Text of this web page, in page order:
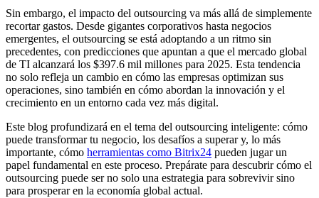
Sin embargo, el impacto del outsourcing va más allá de simplemente
recortar gastos. Desde gigantes corporativos hasta negocios
emergentes, el outsourcing se está adoptando a un ritmo sin
precedentes, con predicciones que apuntan a que el mercado global
de TI alcanzará los $397.6 mil millones para 2025. Esta tendencia
no solo refleja un cambio en cómo las empresas optimizan sus
operaciones, sino también en cómo abordan la innovación y el
crecimiento en un entorno cada vez más digital.
Este blog profundizará en el tema del outsourcing inteligente: cómo
puede transformar tu negocio, los desafíos a superar y, lo más
importante, cómo herramientas como Bitrix24 pueden jugar un
papel fundamental en este proceso. Prepárate para descubrir cómo el
outsourcing puede ser no solo una estrategia para sobrevivir sino
para prosperar en la economía global actual.